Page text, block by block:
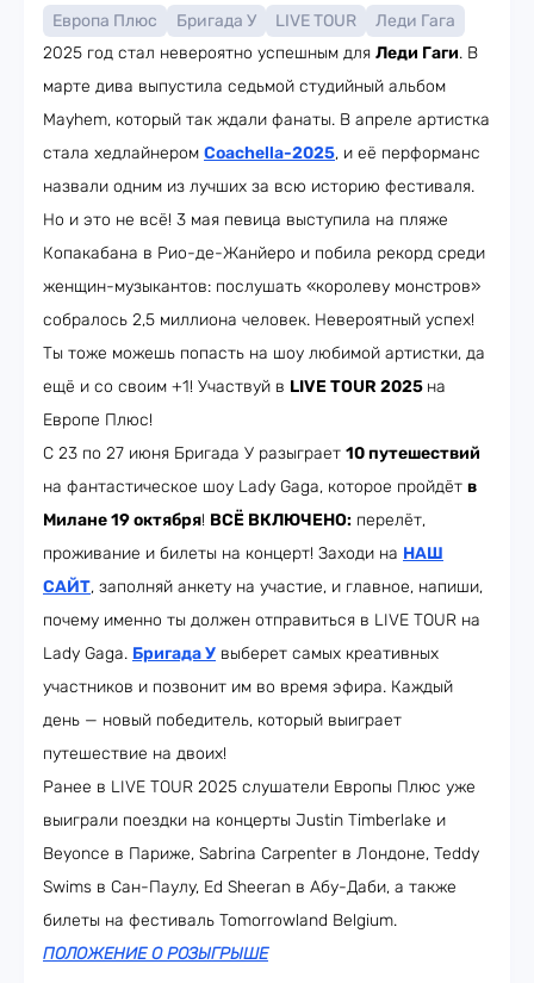
Европа Плюс Бригада У LIVE TOUR
Леди Гага
2025 год стал невероятно успешным для Леди Гаги. В
марте дива выпустила седьмой студийный альбом
Mayhem, который так ждали фанаты. В апреле артистка
стала хедлайнером Coachella-2025, и её перформанс
назвали одним из лучших за всю историю фестиваля.
Но и это не всё! 3 мая певица выступила на пляже
Копакабана в Рио-де-Жанйеро и побила рекорд среди
женщин-музыкантов: послушать «королеву монстров»
собралось 2,5 миллиона человек. Невероятный успех!
Ты тоже можешь попасть на шоу любимой артистки, да
ещё и со своим +1! Участвуй в LIVE TOUR 2025 на
Европе Плюс!
С 23 по 27 июня Бригада У разыграет 10 путешествий
на фантастическое шоу Lady Gaga, которое пройдёт в
Милане 19 октября! ВСЁ ВКЛЮЧЕНО: перелёт,
проживание и билеты на концерт! Заходи на НАШ
САЙТ, заполняй анкету на участие, и главное, напиши,
почему именно ты должен отправиться в LIVE TOUR на
Lady Gaga. Бригада У выберет самых креативных
участников и позвонит им во время эфира. Каждый
день — новый победитель, который выиграет
путешествие на двоих!
Ранее в LIVE TOUR 2025 слушатели Европы Плюс уже
выиграли поездки на концерты Justin Timberlake и
Beyonce в Париже, Sabrina Carpenter в Лондоне, Teddy
Swims в Сан-Паулу, Ed Sheeran в Абу-Даби, а также
билеты на фестиваль Tomorrowland Belgium.
ПОЛОЖЕНИЕ О РОЗЫГРЫШЕ